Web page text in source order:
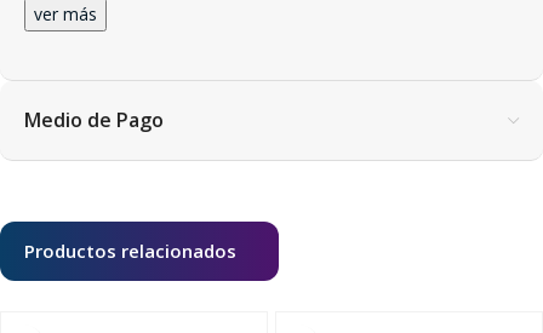
ver más
Medio de Pago
Productos relacionados